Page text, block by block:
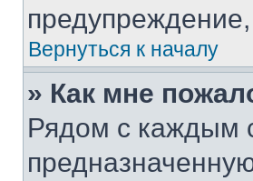
Вернуться к началу
» Как мне
Рядом с каждым